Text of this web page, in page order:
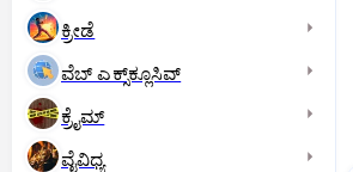
ಕ್ರೀಡೆ
ವೆಬ್ ಎಕ್ಸ್‌ಕ್ಲೂಸಿವ್
ಕ್ರೈಮ್
ವೈವಿಧ್ಯ